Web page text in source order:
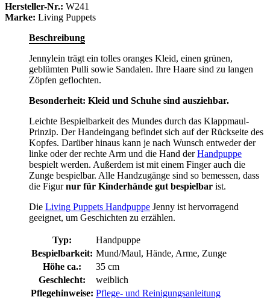
Hersteller-Nr.: W241
Marke: Living Puppets
Beschreibung
Jennylein trägt ein tolles oranges Kleid, einen grünen,
geblümten Pulli sowie Sandalen. Ihre Haare sind zu langen
Zöpfen geflochten.
Besonderheit: Kleid und Schuhe sind ausziehbar.
Leichte Bespielbarkeit des Mundes durch das Klappmaul-
Prinzip. Der Handeingang befindet sich auf der Rückseite des
Kopfes. Darüber hinaus kann je nach Wunsch entweder der
linke oder der rechte Arm und die Hand derHandpuppe
bespielt werden. Außerdem ist mit einem Finger auch die
Zunge bespielbar. Alle Handzugänge sind so bemessen, dass
die Figurnur für Kinderhände gut bespielbar ist.
Die Living Puppets Handpuppe Jenny ist hervorragend
geeignet, um Geschichten zu erzählen.
Typ:
Handpuppe
Bespielbarkeit: Mund/Maul, Hände, Arme, Zunge
Höhe ca.:
35 cm
Geschlecht:
weiblich
Pflegehinweise: Pflege- und Reinigungsanleitung